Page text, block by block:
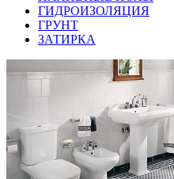
ГИДРОИЗОЛЯЦИЯ
ГРУНТ
ЗАТИРКА